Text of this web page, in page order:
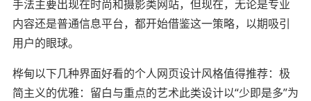
手法主要出现在时尚和摄影类网站，但现在，无论是专业
内容还是普通信息平台，都开始借鉴这一策略，以期吸引
用户的眼球。
桦甸以下几种界面好看的个人网页设计风格值得推荐：极
简主义的优雅：留白与重点的艺术此类设计以“少即是多”为